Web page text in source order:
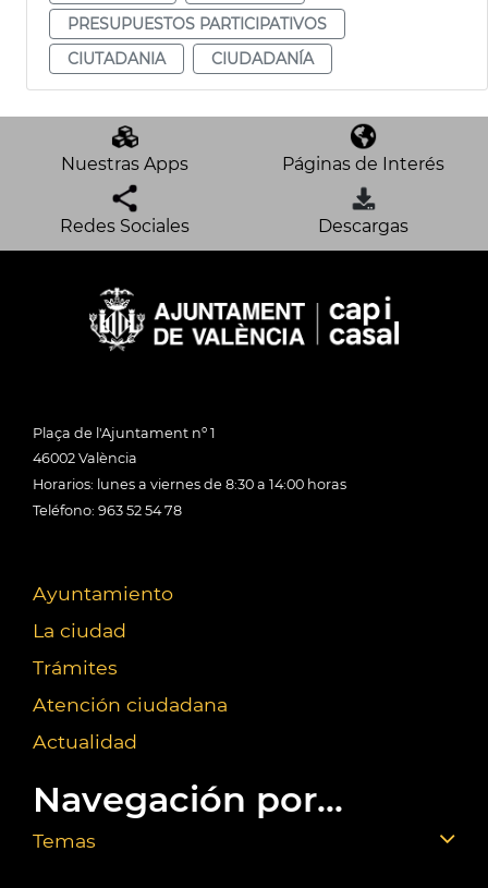
PRESUPUESTOS PARTICIPATIVOS
CIUTADANIA
CIUDADANÍA
Nuestras Apps Páginas de Interés
Redes Sociales Descargas
Plaça de l'Ajuntament nº 1
46002 València
Horarios: lunes a viernes de 8:30 a 14:00 horas
Teléfono: 963 52 54 78
Ayuntamiento
La ciudad
Trámites
Atención ciudadana
Actualidad
Navegación por...
Temas